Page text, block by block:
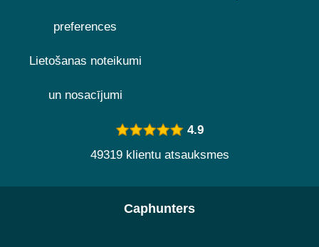
preferences
Lietošanas noteikumi
un nosacījumi
4.9
49319 klientu atsauksmes
Caphunters